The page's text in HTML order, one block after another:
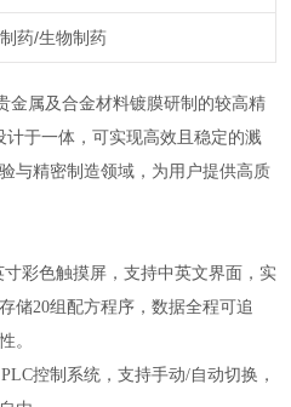
药/生物制药
金属及合金材料镀膜研制的较高精
于一体，可实现高效且稳定的溅
与精密制造领域，为用户提供高质
寸彩色触摸屏，支持中英文界面，实
储20组配方程序，数据全程可追
。
PLC控制系统，支持手动/自动切换，